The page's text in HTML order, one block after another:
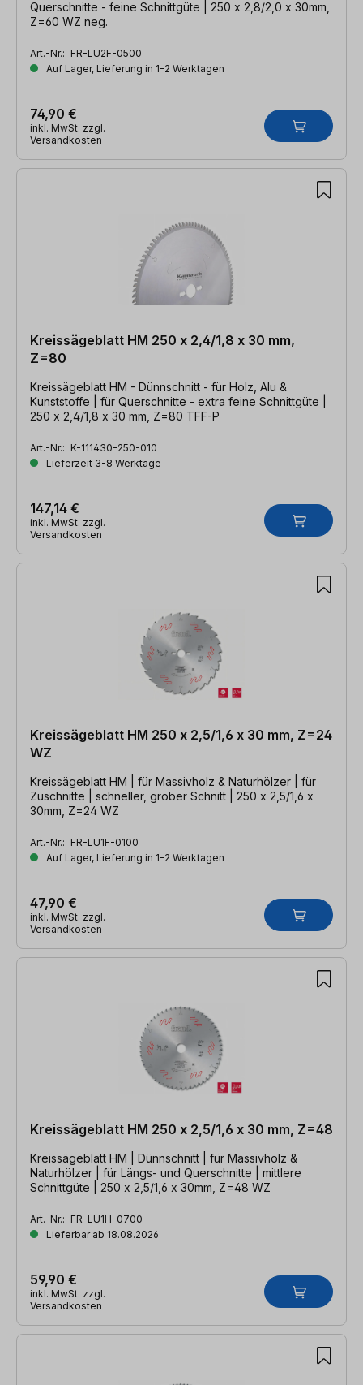
Querschnitte - feine Schnittgüte | 250 x 2,8/2,0 x 30mm,
Z=60 WZ neg.
Art.-Nr.: FR-LU2F-0500
Auf Lager, Lieferung in 1-2 Werktagen
74,90 €
inkl. MwSt. zzgl.
Versandkosten
Kreissägeblatt HM 250 x 2,4/1,8 x 30 mm,
Z=80
Kreissägeblatt HM - Dünnschnitt - für Holz, Alu &
Kunststoffe | für Querschnitte - extra feine Schnittgüte |
250 x 2,4/1,8 x 30 mm, Z=80 TFF-P
Art.-Nr.: K-111430-250-010
Lieferzeit 3-8 Werktage
147,14 €
inkl. MwSt. zzgl.
Versandkosten
Kreissägeblatt HM 250 x 2,5/1,6 x 30 mm, Z=24
WZ
Kreissägeblatt HM | für Massivholz & Naturhölzer | für
Zuschnitte | schneller, grober Schnitt | 250 x 2,5/1,6 x
30mm, Z=24 WZ
Art.-Nr.: FR-LU1F-0100
Auf Lager, Lieferung in 1-2 Werktagen
47,90 €
inkl. MwSt. zzgl.
Versandkosten
Kreissägeblatt HM 250 x 2,5/1,6 x 30 mm, Z=48
Kreissägeblatt HM | Dünnschnitt | für Massivholz &
Naturhölzer | für Längs- und Querschnitte | mittlere
Schnittgüte | 250 x 2,5/1,6 x 30mm, Z=48 WZ
Art.-Nr.: FR-LU1H-0700
Lieferbar ab 18.08.2026
59,90 €
inkl. MwSt. zzgl.
Versandkosten